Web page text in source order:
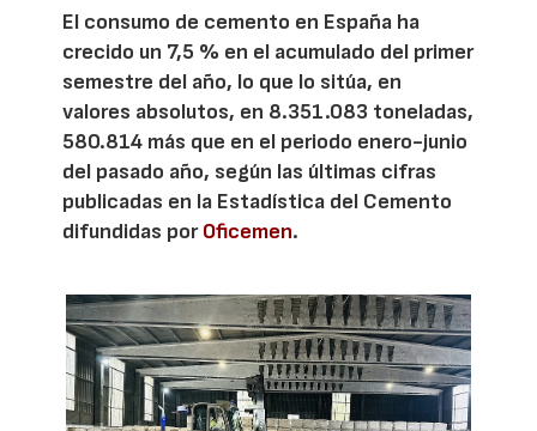
El consumo de cemento en España ha
crecido un 7,5 % en el acumulado del primer
semestre del año, lo que lo sitúa, en
valores absolutos, en 8.351.083 toneladas,
580.814 más que en el periodo enero-junio
del pasado año, según las últimas cifras
publicadas en la Estadística del Cemento
difundidas porOficemen.